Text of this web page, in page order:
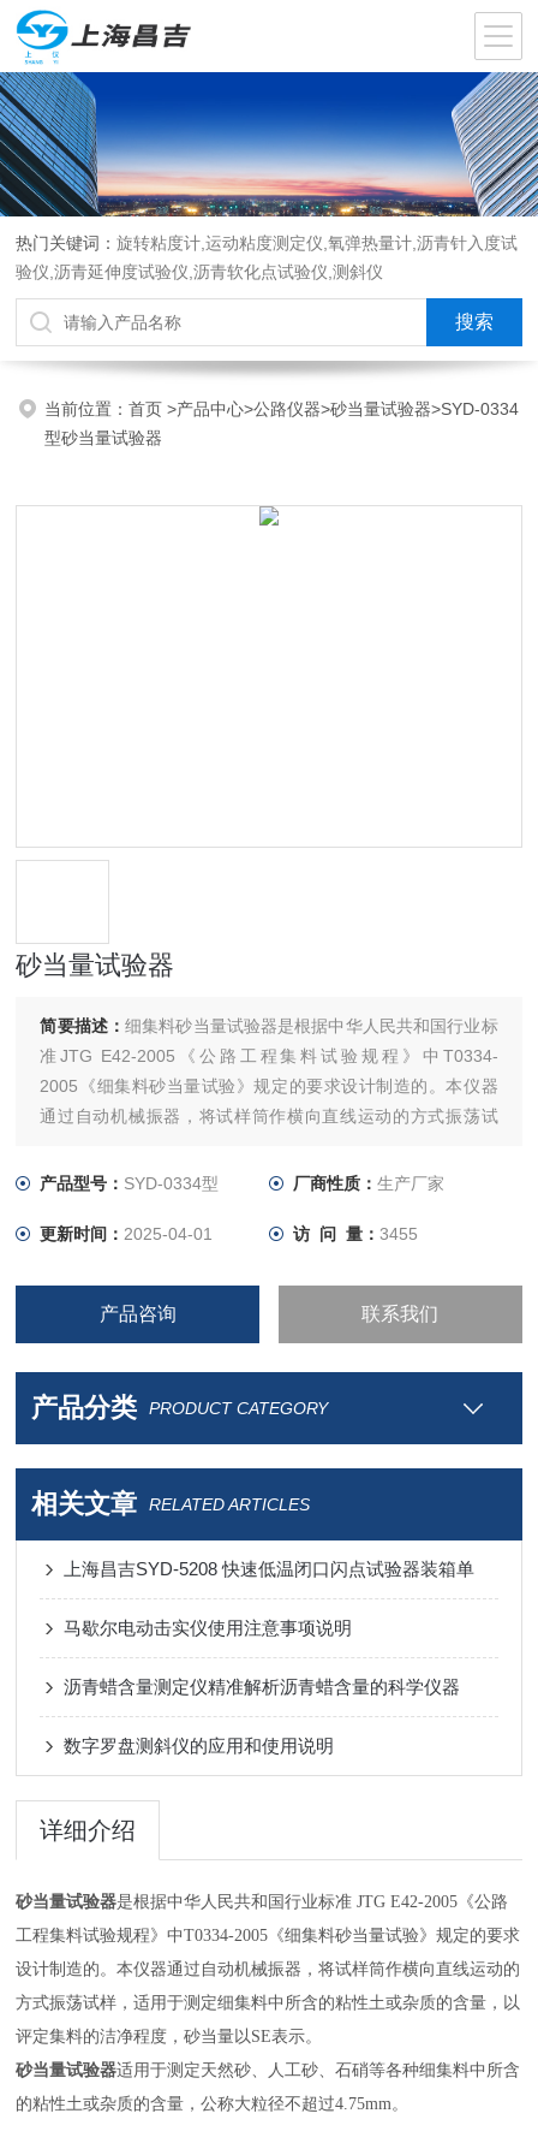
热门关键词：旋转粘度计,运动粘度测定仪,氧弹热量计,沥青针入度试
验仪,沥青延伸度试验仪,沥青软化点试验仪,测斜仪
当前位置：首页>产品中心>公路仪器>砂当量试验器>SYD-0334
型砂当量试验器
砂当量试验器
简要描述：细集料砂当量试验器是根据中华人民共和国行业标
准JTG E42-2005《公路工程集料试验规程》中T0334-
2005《细集料砂当量试验》规定的要求设计制造的。本仪器
通过自动机械振器，将试样筒作横向直线运动的方式振荡试
集料的洁净程度，砂当量以SE表示。
土或杂质的含量，公称大粒径不超过4.75
产品型号： SYD-0334型 厂商性质： 生产厂家
更新时间： 2025-04-01 访 问 量： 3455
产品咨询 联系我们
产品分类 PRODUCT CATEGORY
相关文章 RELATED ARTICLES
上海昌吉SYD-5208 快速低温闭口闪点试验器装箱单
马歇尔电动击实仪使用注意事项说明
沥青蜡含量测定仪精准解析沥青蜡含量的科学仪器
数字罗盘测斜仪的应用和使用说明
详细介绍
砂当量试验器是根据中华人民共和国行业标准 JTG E42-2005《公路
工程集料试验规程》中T0334-2005《细集料砂当量试验》规定的要求
设计制造的。本仪器通过自动机械振器，将试样筒作横向直线运动的
方式振荡试样，适用于测定细集料中所含的粘性土或杂质的含量，以
评定集料的洁净程度，砂当量以SE表示。
砂当量试验器适用于测定天然砂、人工砂、石硝等各种细集料中所含
的粘性土或杂质的含量，公称大粒径不超过4.75mm。